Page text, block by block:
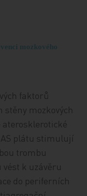
mozkového
faktorů
mozkových
plátu stimulují
trombu
k uzávěru
do periferních